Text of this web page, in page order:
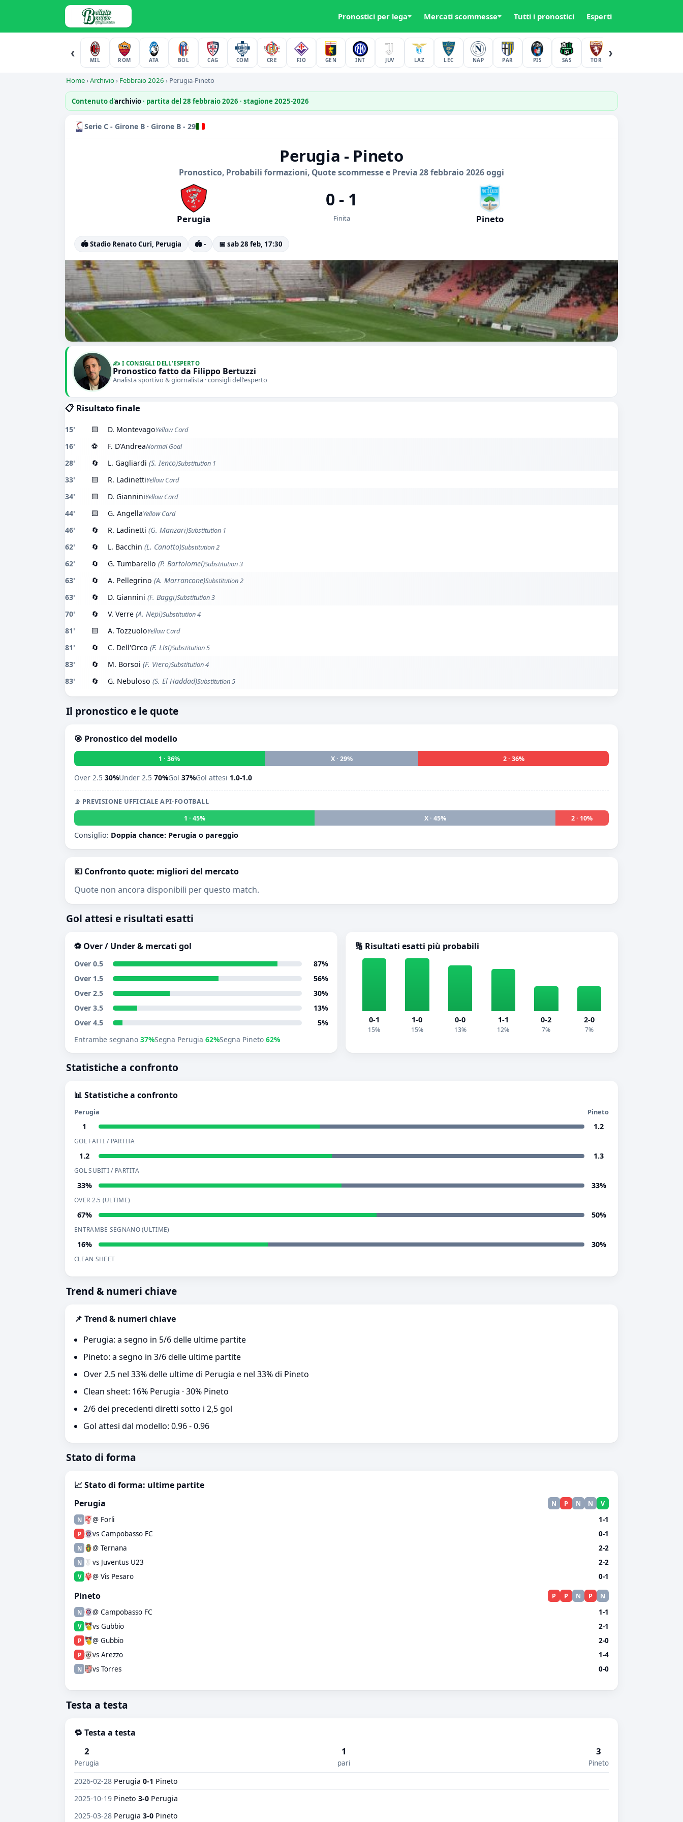
Pronostici per lega Mercati scommesse Tutti i pronostici Esperti
‹
MIL ROM ATA BOL CAG COM CRE FIO GEN INT JUV LAZ LEC NAP PAR PIS SAS TOR
›
Home›Archivio› Febbraio 2026 › Perugia-Pineto
Contenuto d'archivio· partita del 28 febbraio 2026 · stagione 2025-2026
Serie C - Girone B · Girone B - 29
Perugia - Pineto
Pronostico, Probabili formazioni, Quote scommesse e Previa 28 febbraio 2026 oggi
Perugia
0 - 1
Finita Pineto
🏟️ Stadio Renato Curi, Perugia 🏟️ - 📅 sab 28 feb, 17:30
✍️ I CONSIGLI DELL'ESPERTO
Pronostico fatto da Filippo Bertuzzi
Analista sportivo & giornalista · consigli dell'esperto
📋 Risultato finale
15' 🟨 D. MontevagoYellow Card
16' ⚽ F. D'AndreaNormal Goal
28' 🔄 L. Gagliardi (S. Ienco)Substitution 1
33' 🟨 R. LadinettiYellow Card
34' 🟨 D. GianniniYellow Card
44' 🟨 G. AngellaYellow Card
46' 🔄 R. Ladinetti (G. Manzari)Substitution 1
62' 🔄 L. Bacchin (L. Canotto)Substitution 2
62' 🔄 G. Tumbarello (P. Bartolomei)Substitution 3
63' 🔄 A. Pellegrino (A. Marrancone)Substitution 2
63' 🔄 D. Giannini (F. Baggi)Substitution 3
70' 🔄 V. Verre (A. Nepi)Substitution 4
81' 🟨 A. TozzuoloYellow Card
81' 🔄 C. Dell'Orco (F. Lisi)Substitution 5
83' 🔄 M. Borsoi (F. Viero)Substitution 4
83' 🔄 G. Nebuloso (S. El Haddad)Substitution 5
Il pronostico e le quote
🎯 Pronostico del modello
1 · 36% X · 29% 2 · 36%
Over 2.5 30%Under 2.5 70%Gol 37%Gol attesi 1.0-1.0
📡 PREVISIONE UFFICIALE API-FOOTBALL
1 · 45%
X · 45% 2 · 10%
Consiglio: Doppia chance: Perugia o pareggio
💶 Confronto quote: migliori del mercato
Quote non ancora disponibili per questo match.
Gol attesi e risultati esatti
⚽ Over / Under & mercati gol
Over 0.5
87%
Over 1.5
56%
Over 2.5
30%
Over 3.5
13%
Over 4.5
5%
Entrambe segnano 37%Segna Perugia 62%Segna Pineto 62%
🔢 Risultati esatti più probabili
0-1
15%
1-0
15%
0-0
13%
1-1
12%
0-2
7%
2-0
7%
Statistiche a confronto
📊 Statistiche a confronto
Perugia Pineto
1 1.2
GOL FATTI / PARTITA
1.2 1.3
GOL SUBITI / PARTITA
33% 33%
OVER 2.5 (ULTIME)
67% 50%
ENTRAMBE SEGNANO (ULTIME)
16% 30%
CLEAN SHEET
Trend & numeri chiave
📌 Trend & numeri chiave
Perugia: a segno in 5/6 delle ultime partite
Pineto: a segno in 3/6 delle ultime partite
Over 2.5 nel 33% delle ultime di Perugia e nel 33% di Pineto
Clean sheet: 16% Perugia · 30% Pineto
2/6 dei precedenti diretti sotto i 2,5 gol
Gol attesi dal modello: 0.96 - 0.96
Stato di forma
📈 Stato di forma: ultime partite
Perugia
N P N N V
N @ Forli 1-1
P vs Campobasso FC 0-1
N @ Ternana 2-2
N vs Juventus U23 2-2
V @ Vis Pesaro 0-1
Pineto P P N P N
N @ Campobasso FC 1-1
V vs Gubbio 2-1
P @ Gubbio 2-0
P vs Arezzo 1-4
N vs Torres 0-0
Testa a testa
🔁 Testa a testa
2
Perugia
1
pari
3
Pineto
2026-02-28 Perugia 0-1 Pineto
2025-10-19 Pineto 3-0 Perugia
2025-03-28 Perugia 3-0 Pineto